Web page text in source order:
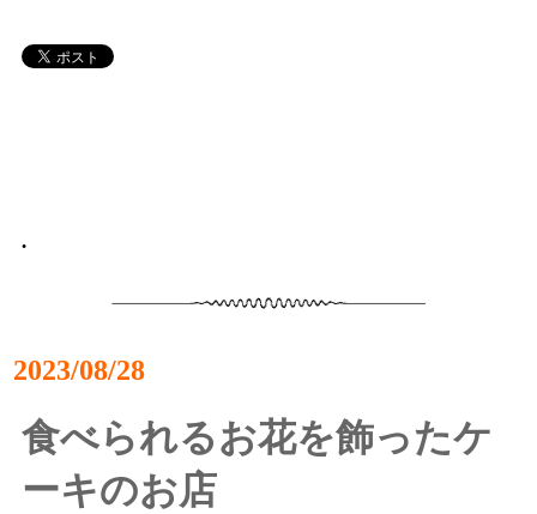
•
2023/08/28
食べられるお花を飾ったケ
ーキのお店